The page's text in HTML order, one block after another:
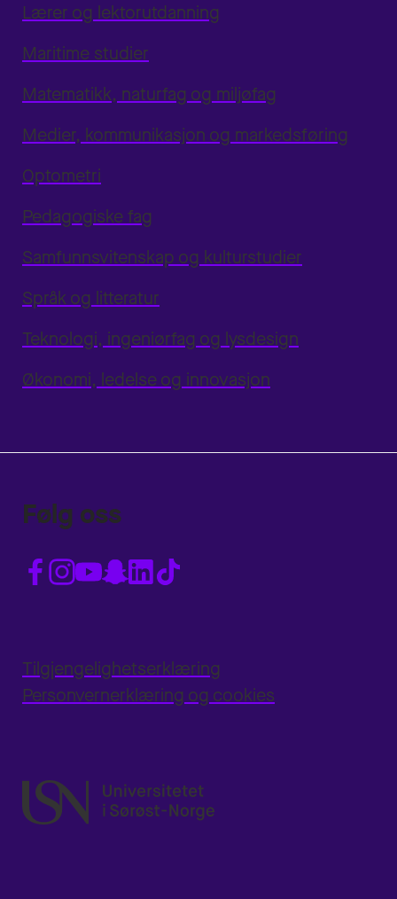
Lærer og lektorutdanning
Maritime studier
Matematikk, naturfag og miljøfag
Medier, kommunikasjon og markedsføring
Optometri
Pedagogiske fag
Samfunnsvitenskap og kulturstudier
Språk og litteratur
Teknologi, ingeniørfag og lysdesign
Økonomi, ledelse og innovasjon
Følg oss
Tilgjengelighetserklæring
Personvernerklæring og cookies